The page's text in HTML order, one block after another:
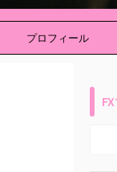
プロフィール